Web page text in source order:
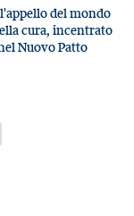
del mondo
cura, incentrato
Nuovo Patto